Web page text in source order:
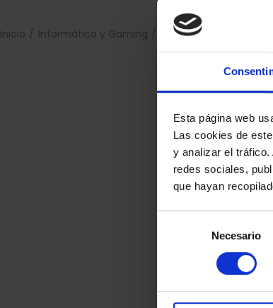
Esta página web
Las cookies de
y analizar el
redes sociales,
que hayan
consentimiento
Necesario
Inicio Informática y Gaming Memorias USB